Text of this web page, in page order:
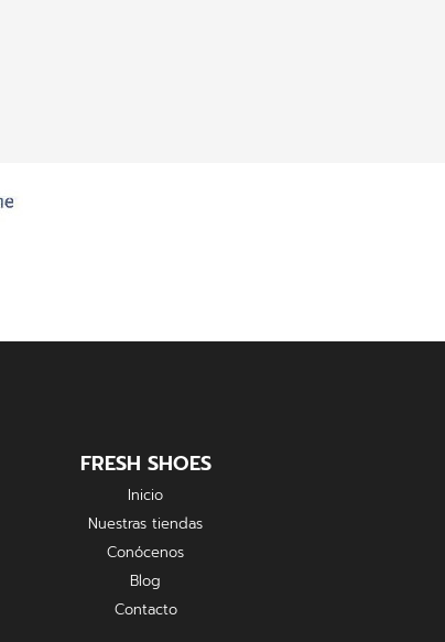
FRESH SHOES
Inicio
Nuestras tiendas
Conócenos
Blog
Contacto